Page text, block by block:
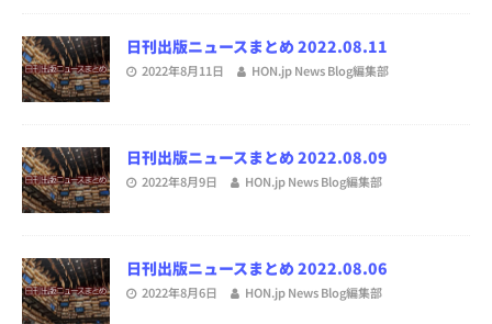
日刊出版ニュースまとめ 2022.08.11
2022年8月11日 HON.jp News Blog編集部
日刊出版ニュースまとめ 2022.08.09
2022年8月9日 HON.jp News Blog編集部
日刊出版ニュースまとめ 2022.08.06
2022年8月6日 HON.jp News Blog編集部